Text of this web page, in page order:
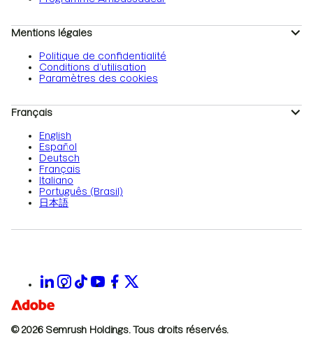
Mentions légales
Politique de confidentialité
Conditions d’utilisation
Paramètres des cookies
Français
English
Español
Deutsch
Français
Italiano
Português (Brasil)
日本語
© 2026 Semrush Holdings. Tous droits réservés.